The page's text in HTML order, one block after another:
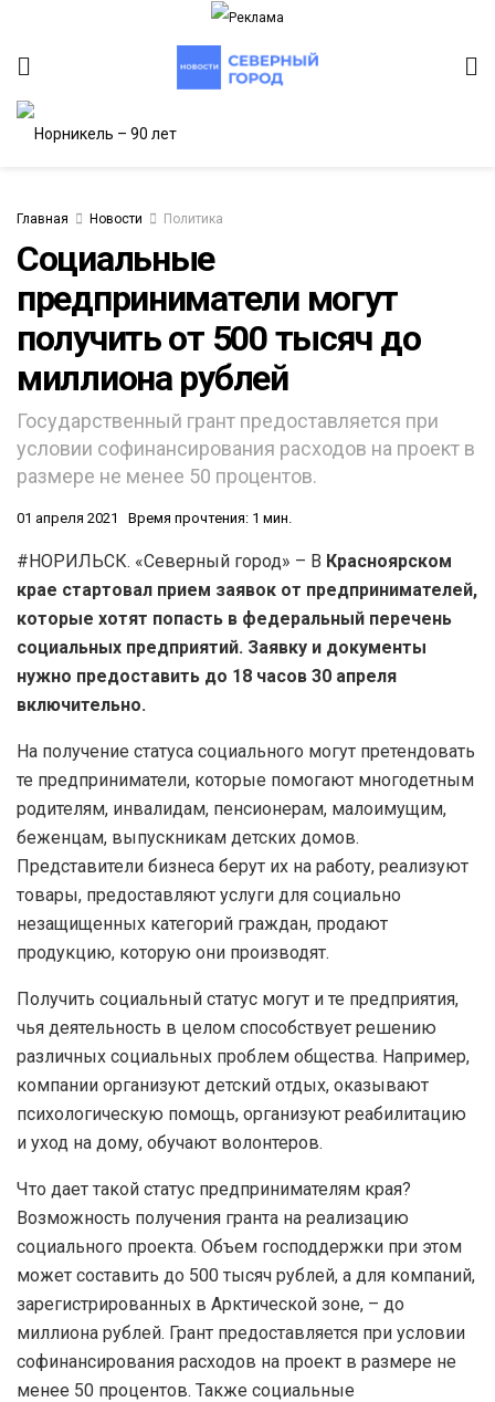
Главная Новости Политика
Социальные
предприниматели могут
получить от 500 тысяч до
миллиона рублей
Государственный грант предоставляется при
условии софинансирования расходов на проект в
размере не менее 50 процентов.
01 апреля 2021 Время прочтения: 1 мин.
#НОРИЛЬСК. «Северный город» – В Красноярском
крае стартовал прием заявок от предпринимателей,
которые хотят попасть в федеральный перечень
социальных предприятий. Заявку и документы
нужно предоставить до 18 часов 30 апреля
включительно.
На получение статуса социального могут претендовать
те предприниматели, которые помогают многодетным
родителям, инвалидам, пенсионерам, малоимущим,
беженцам, выпускникам детских домов.
Представители бизнеса берут их на работу, реализуют
товары, предоставляют услуги для социально
незащищенных категорий граждан, продают
продукцию, которую они производят.
Получить социальный статус могут и те предприятия,
чья деятельность в целом способствует решению
различных социальных проблем общества. Например,
компании организуют детский отдых, оказывают
психологическую помощь, организуют реабилитацию
и уход на дому, обучают волонтеров.
Что дает такой статус предпринимателям края?
Возможность получения гранта на реализацию
социального проекта. Объем господдержки при этом
может составить до 500 тысяч рублей, а для компаний,
зарегистрированных в Арктической зоне, – до
миллиона рублей. Грант предоставляется при условии
софинансирования расходов на проект в размере не
менее 50 процентов. Также социальные